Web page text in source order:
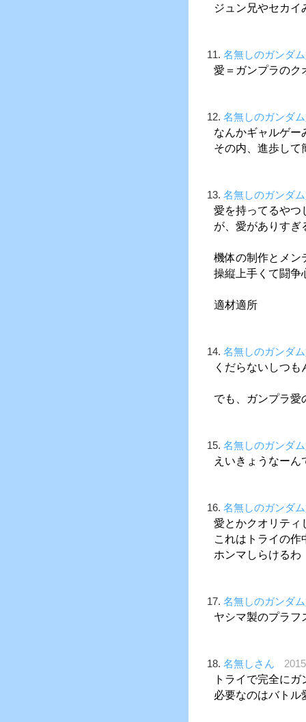
ジュン兄やセカ
11. 名無しのガンダ
愛＝ガンプラのク
12. 名無しのガンダ
なんかギャルゲー
その内、進歩して
13. 名無しのガンダ
愛を持ってるやつ
が、愛がありすぎ
機体の制作とメン
操縦上手くて闘争
適材適所
14. 名無しのガンダ
くだらないしつ
でも、ガンプラ愛
15. 名無しのガンダ
えいきょうなーん
16. 名無しのガンダ
愛とかクオリティ
これはトライの
ホンマしらけるわ
17. 名無しのガンダ
ヤシマ製のプラフ
18. 名無しさん
トライで完全に
必要なのはバトル